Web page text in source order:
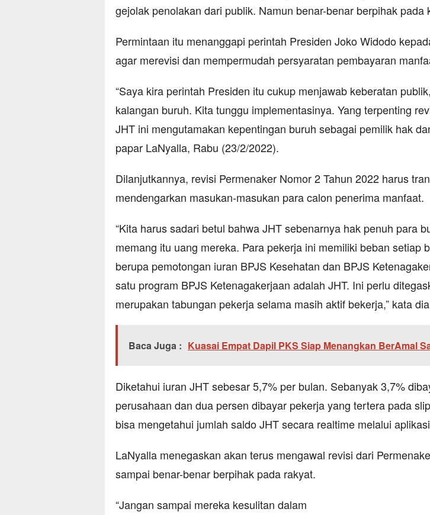
gejolak penolakan dari publik. Namun benar-benar berpihak pada
Permintaan itu menanggapi perintah Presiden Joko Widodo
agar merevisi dan mempermudah persyaratan pembayaran
“Saya kira perintah Presiden itu cukup menjawab keberatan
kalangan buruh. Kita tunggu implementasinya. Yang terpenting
JHT ini mengutamakan kepentingan buruh sebagai pemilik hak
papar LaNyalla, Rabu (23/2/2022).
Dilanjutkannya, revisi Permenaker Nomor 2 Tahun 2022 harus
mendengarkan masukan-masukan para calon penerima manfaat.
“Kita harus sadari betul bahwa JHT sebenarnya hak penuh para
memang itu uang mereka. Para pekerja ini memiliki beban setiap
berupa pemotongan iuran BPJS Kesehatan dan BPJS
satu program BPJS Ketenagakerjaan adalah JHT. Ini perlu
merupakan tabungan pekerja selama masih aktif bekerja,” kata
Baca Juga : Kuasai Empat Dapil PKS Siap Menangkan BerAmal
Diketahui iuran JHT sebesar 5,7% per bulan. Sebanyak 3,7%
perusahaan dan dua persen dibayar pekerja yang tertera pada
bisa mengetahui jumlah saldo JHT secara realtime melalui
LaNyalla menegaskan akan terus mengawal revisi dari
sampai benar-benar berpihak pada rakyat.
“Jangan sampai mereka kesulitan dalam